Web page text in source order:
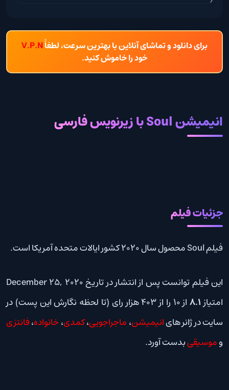
برای دانلود و تماشای آنلاین با بهترین سرعت، لطفاًV.P.N
خود را خاموش کنید.
انیمیشن Soul با زیرنویس فارسی
جزئیات فیلم
فیلم Soul محصول سال 2020 کشور ایالات متحده آمریکا است.
این فیلم توانست پس از انتشار در تاریخ December 25, 2020
امتیاز8.1
از 10 را از 403 هزار رای (تا لحظه نگارش این پست) در
سایت در ژانر هایانیمیشن، ماجراجویی،کمدی، خانواده،فانتزی
وموسیقیبدست آورد.